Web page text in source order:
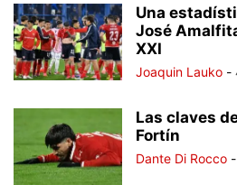
Una
José
XXI
Joaquin Lauko -
Las claves
Fortín
Dante Di Rocco -